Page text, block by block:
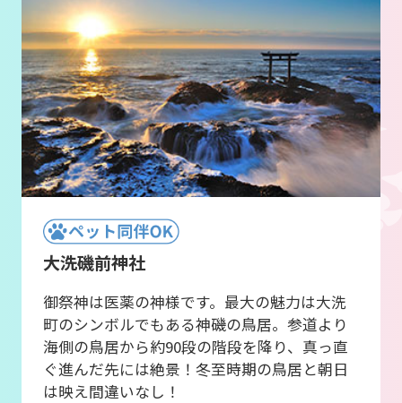
大洗磯前神社
御祭神は医薬の神様です。最大の魅力は大洗
町のシンボルでもある神磯の鳥居。参道より
海側の鳥居から約90段の階段を降り、真っ直
ぐ進んだ先には絶景！冬至時期の鳥居と朝日
は映え間違いなし！